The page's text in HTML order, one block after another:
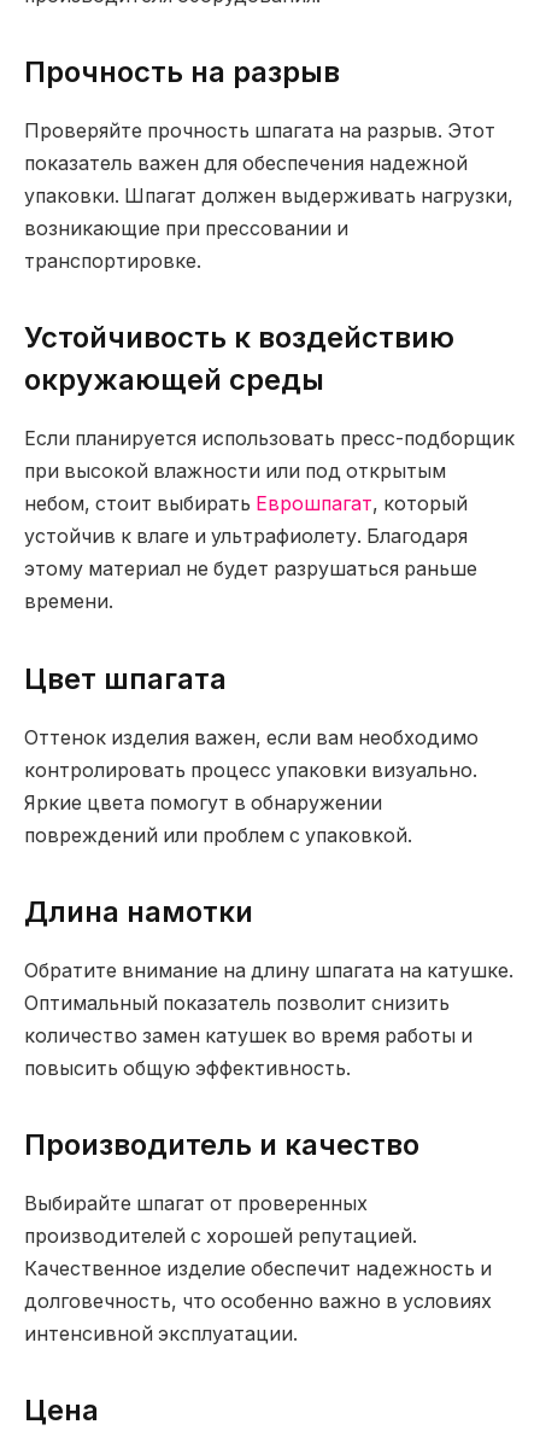
Прочность на разрыв
Проверяйте прочность шпагата на разрыв. Этот
показатель важен для обеспечения надежной
упаковки. Шпагат должен выдерживать нагрузки,
возникающие при прессовании и
транспортировке.
Устойчивость к воздействию
окружающей среды
Если планируется использовать пресс-подборщик
при высокой влажности или под открытым
небом, стоит выбирать Еврошпагат, который
устойчив к влаге и ультрафиолету. Благодаря
этому материал не будет разрушаться раньше
времени.
Цвет шпагата
Оттенок изделия важен, если вам необходимо
контролировать процесс упаковки визуально.
Яркие цвета помогут в обнаружении
повреждений или проблем с упаковкой.
Длина намотки
Обратите внимание на длину шпагата на катушке.
Оптимальный показатель позволит снизить
количество замен катушек во время работы и
повысить общую эффективность.
Производитель и качество
Выбирайте шпагат от проверенных
производителей с хорошей репутацией.
Качественное изделие обеспечит надежность и
долговечность, что особенно важно в условиях
интенсивной эксплуатации.
Цена